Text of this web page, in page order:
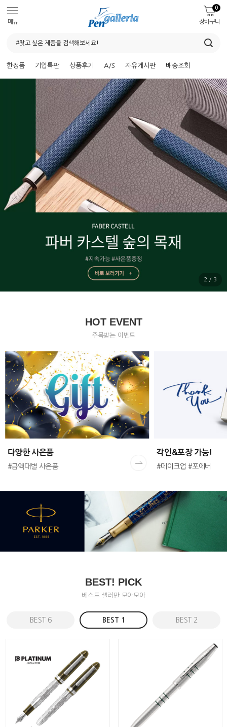
메뉴 장바구니
0
한정품 기업특판 상품후기 A/S 자유게시판 배송조회
2 / 3
HOT EVENT
주목받는 이벤트
다양한 사은품
#금액대별 사은품
각인&포장 가능!
#메이크업 #포에버
BEST! PICK
베스트 셀러만 모아모아
BEST 6 BEST 1 BEST 2